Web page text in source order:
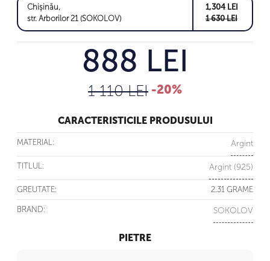
Chișinău,
str. Arborilor 21 (SOKOLOV)
1,304 LEI
1 630 LEI
888 LEI
1 110 LEI -20%
CARACTERISTICILE PRODUSULUI
MATERIAL: Argint
TITLUL: Argint (925)
GREUTATE: 2.31 GRAME
BRAND: SOKOLOV
PIETRE